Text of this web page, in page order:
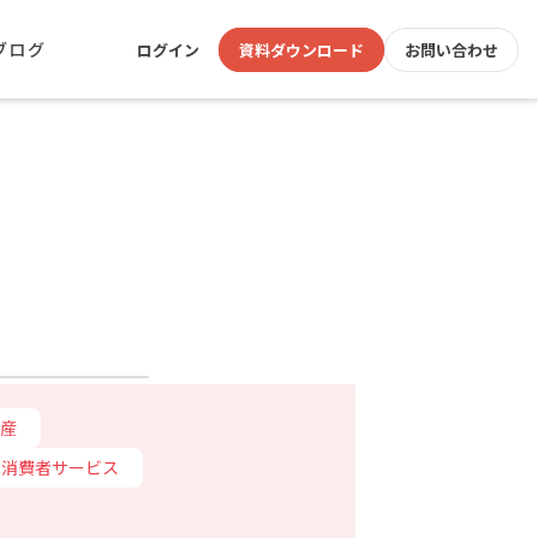
ログ ログイン 資料ダウンロード お問い合わせ
消費者サービス